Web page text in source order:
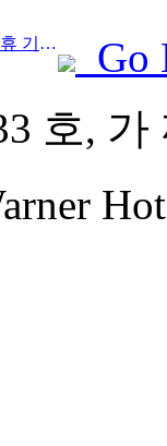
Prev:다싱 공항은 2025년 '국경절' 연휴 기간 동안 130만 명 이상의 승객을 수송할 예정입니다.
Go
호, 가